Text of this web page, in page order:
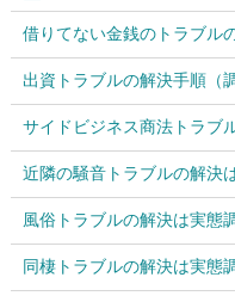
借りてない金銭のトラブル
出資トラブルの解決手順（
サイドビジネス商法トラブ
近隣の騒音トラブルの解決
風俗トラブルの解決は実態
同棲トラブルの解決は実態